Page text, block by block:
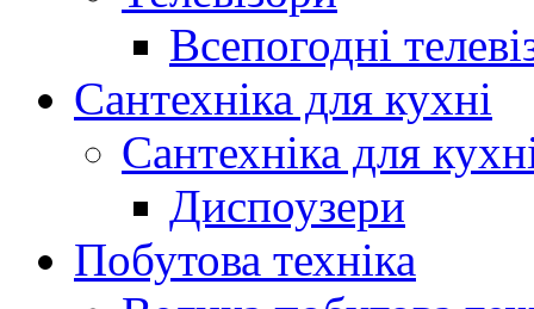
Всепогодні
Сантехніка для кухні
Сантехніка для
Диспоузери
Побутова техніка